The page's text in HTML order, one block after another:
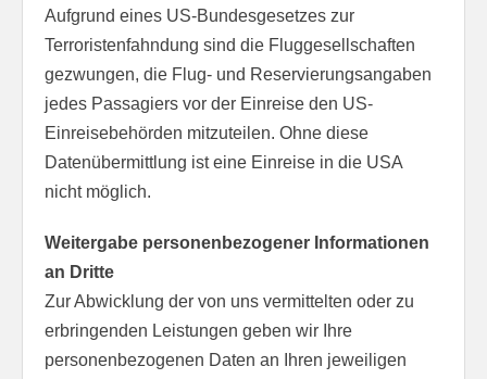
Aufgrund eines US-Bundesgesetzes zur
Terroristenfahndung sind die Fluggesellschaften
gezwungen, die Flug- und Reservierungsangaben
jedes Passagiers vor der Einreise den US-
Einreisebehörden mitzuteilen. Ohne diese
Datenübermittlung ist eine Einreise in die USA
nicht möglich.
Weitergabe personenbezogener Informationen
an Dritte
Zur Abwicklung der von uns vermittelten oder zu
erbringenden Leistungen geben wir Ihre
personenbezogenen Daten an Ihren jeweiligen